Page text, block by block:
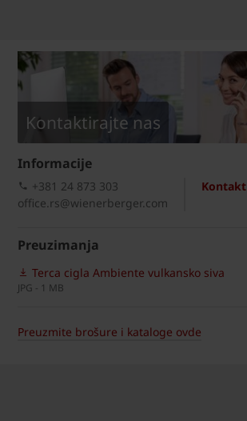
Kontaktirajte nas
Informacije
Kontakt
+381 24 873 303
office.rs@wienerberger.com
Preuzimanja
Terca cigla Ambiente vulkansko siva
JPG - 1 MB
Preuzmite brošure i kataloge ovde